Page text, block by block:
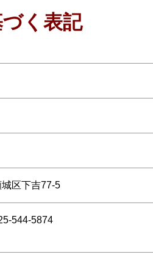
く表記
区下吉77-5
544-5874